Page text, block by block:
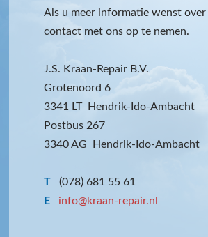
Als u meer informatie wenst
contact met ons op te nemen.
J.S. Kraan-Repair B.V.
Grotenoord 6
3341 LT Hendrik-Ido-Ambacht
Postbus 267
3340 AG Hendrik-Ido-Ambacht
T
(078) 681 55 61
E
info@kraan-repair.nl